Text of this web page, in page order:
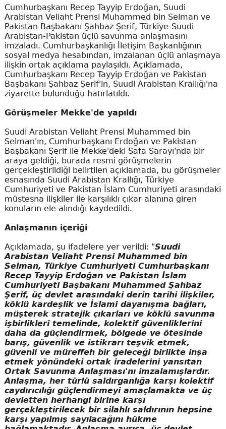
Cumhurbaşkanı Recep Tayyip Erdoğan, Suudi
Arabistan Veliaht Prensi Muhammed bin Selman ve
Pakistan Başbakanı Şahbaz Şerif, Türkiye-Suudi
Arabistan-Pakistan üçlü savunma anlaşmasını
imzaladı. Cumhurbaşkanlığı İletişim Başkanlığının
sosyal medya hesabından, imzalanan üçlü anlaşmaya
ilişkin ortak açıklama paylaşıldı. Açıklamada,
Cumhurbaşkanı Recep Tayyip Erdoğan ve Pakistan
Başbakanı Şahbaz Şerif'in, Suudi Arabistan Krallığı'na
ziyarette bulunduğu hatırlatıldı.
Görüşmeler Mekke'de yapıldı
Suudi Arabistan Veliaht Prensi Muhammed bin
Selman'ın, Cumhurbaşkanı Erdoğan ve Pakistan
Başbakanı Şerif ile Mekke'deki Safa Sarayı'nda bir
araya geldiği, burada resmi görüşmelerin
gerçekleştirildiği belirtilen açıklamada, bu görüşmeler
esnasında Suudi Arabistan Krallığı, Türkiye
Cumhuriyeti ve Pakistan İslam Cumhuriyeti arasındaki
müstesna ilişkiler ile karşılıklı çıkar alanına giren
konuların ele alındığı kaydedildi.
Anlaşmanın içeriği
Açıklamada, şu ifadelere yer verildi: "Suudi
Arabistan Veliaht Prensi Muhammed bin
Selman, Türkiye Cumhuriyeti Cumhurbaşkanı
Recep Tayyip Erdoğan ve Pakistan İslam
Cumhuriyeti Başbakanı Muhammed Şahbaz
Şerif, üç devlet arasındaki derin tarihi ilişkiler,
köklü kardeşlik ve İslami dayanışma bağları,
müşterek stratejik çıkarları ve köklü savunma
işbirlikleri temelinde, kolektif güvenliklerini
daha da güçlendirmek, bölgede ve ötesinde
barış, güvenlik ve istikrarı teşvik etmek,
güvenli ve müreffeh bir geleceği birlikte inşa
etmek yönündeki ortak iradelerini yansıtan
Ortak Savunma Anlaşması'nı imzalamışlardır.
Anlaşma, her türlü saldırganlığa karşı kolektif
caydırıcılığı güçlendirmeyi amaçlamakta ve üç
devletten herhangi birine karşı
gerçekleştirilecek bir silahlı saldırının hepsine
karşı yapılmış sayılacağını hükme